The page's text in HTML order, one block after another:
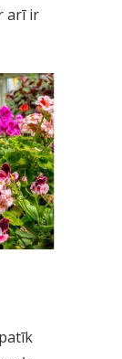
arī ir